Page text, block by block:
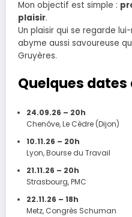
Mon objectif est simple :
plaisir.
Un plaisir qui se regarde
abyme aussi savoureuse
Gruyères.
Quelques
24.09.26 – 20h
Chenôve, Le Cèdre (Dijon)
10.11.26 – 20h
Lyon, Bourse du Travail
21.11.26 – 20h
Strasbourg, PMC
22.11.26 – 18h
Metz, Congrès Schuman